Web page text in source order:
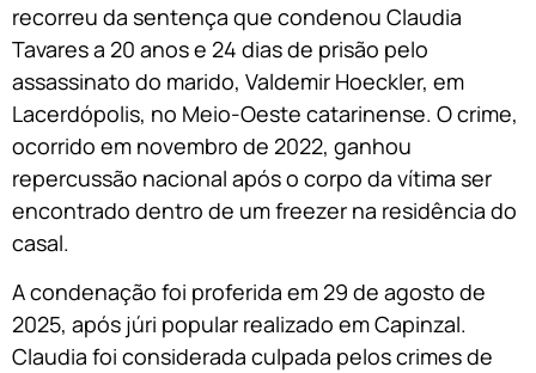
recorreu da sentença que condenou Claudia
Tavares a 20 anos e 24 dias de prisão pelo
assassinato do marido, Valdemir Hoeckler, em
Lacerdópolis, no Meio-Oeste catarinense. O crime,
ocorrido em novembro de 2022, ganhou
repercussão nacional após o corpo da vítima ser
encontrado dentro de um freezer na residência do
casal.
A condenação foi proferida em 29 de agosto de
2025, após júri popular realizado em Capinzal.
Claudia foi considerada culpada pelos crimes de